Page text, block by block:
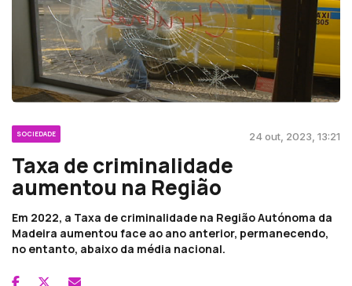
SOCIEDADE 24 out, 2023, 13:21
Taxa de criminalidade
aumentou na Região
Em 2022, a Taxa de criminalidade na Região Autónoma da
Madeira aumentou face ao ano anterior, permanecendo,
no entanto, abaixo da média nacional.